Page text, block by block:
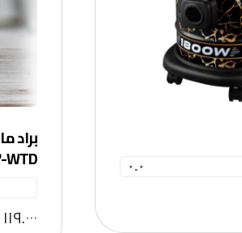
٠.٠
براد
WTD-٠٣٣
١١٩.٠٠٠